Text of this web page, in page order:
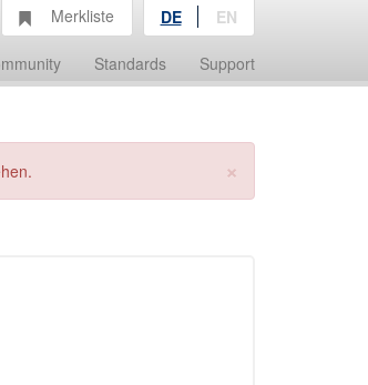
Standards Support
Merkliste DE EN
×